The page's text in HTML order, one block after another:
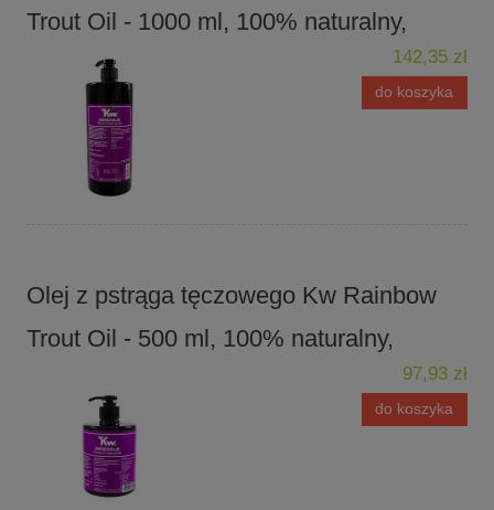
Trout Oil - 1000 ml, 100% naturalny,
142,35 zł
do koszyka
Olej z pstrąga tęczowego Kw Rainbow
Trout Oil - 500 ml, 100% naturalny,
97,93 zł
do koszyka